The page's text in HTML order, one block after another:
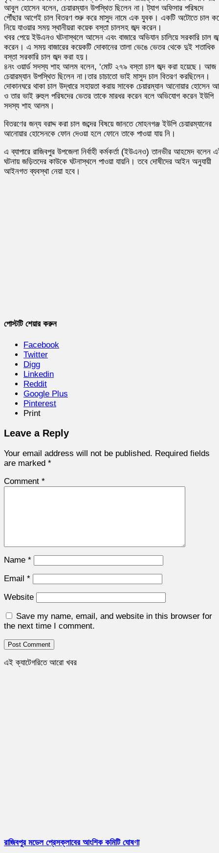
আবুল হোসেন বলেন, চেয়ারম্যান উপস্থিত ছিলেন না। ট্যাগ অফিসার পরিষদে
পৌঁছার আগেই চাল বিতরণ শুরু করে মাসুদ নামে এক যুবক। একটি অটোতে চাল
নিয়ে যাওয়ার সময় স্থানীয়রা কয়েক বস্তা চালসহ জব্দ করেন।
খবর পেয়ে ইউএনও ঘটনাস্থলে আসেন এবং বাজারে অভিযান চালিয়ে সরকারি চাল
করেন। এ সময় বাজারের কয়েকটি দোকানের তালা ভেঙে ভেতর থেকে দুই শতাধিক
বস্তা সরকারি চাল জব্দ করা হয়।
৪নং ওয়ার্ড সদস্য শাহ আলম বলেন, ‘মোট ২৭৯ বস্তা চাল জব্দ করা হয়েছে। আজ
চেয়ারম্যান উপস্থিত ছিলেন না।তার চাচাতো ভাই মাসুদ চাল বিতরণ করছিলেন।
দোকানঘরে থাকা চাল উদ্ধারে সহায়তা করায় সাবেক চেয়ারম্যান আনোয়ার হোসেন
ও তার ভাই রুহুল পরিষদের ভেতর তাকে মারধর করেন বলে অভিযোগ করেন ইউপি
সদস্য শাহ আলম।
বিতরণের জন্য বরাদ্দ করা চাল জব্দের বিষয়ে জানতে মোহনগঞ্জ ইউপি চেয়ারম্যানের
আনোয়ার হোসেনকে ফোন দেওয়া হলে ফোনে তাকে পাওয়া যায় নি।
এ ব্যাপারে রাজিবপুর উপজেলা নির্বাহী কর্মকর্তা (ইউএনও) তানভীর আহমেদ বলেন
ঘটনায় জড়িতদের কাউকে ঘটনাস্থলে পাওয়া যায়নি। তবে দোষীদের আইন অনুযায়ী
আইনগত ব্যবস্থা নেয়া হবে।
পোস্টটি শেয়ার করুন
Facebook
Twitter
Digg
Linkedin
Reddit
Google Plus
Pinterest
Print
Leave a Reply
Your email address will not be published. Required fields
are marked *
Comment *
Name *
Email *
Website
Save my name, email, and website in this browser for
the next time I comment.
এই ক্যাটেগরিতে আরো খবর
রাজিবপুর মডেল প্রেসক্লাবের আংশিক কমিটি ঘোষণা